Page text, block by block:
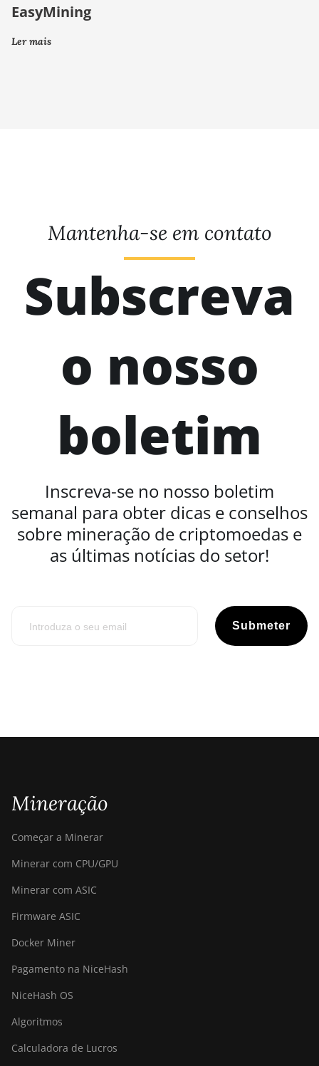
EasyMining
Ler mais
Mantenha-se em contato
Subscreva
o nosso
boletim
Inscreva-se no nosso boletim
semanal para obter dicas e conselhos
sobre mineração de criptomoedas e
as últimas notícias do setor!
Submeter
Mineração
Começar a Minerar
Minerar com CPU/GPU
Minerar com ASIC
Firmware ASIC
Docker Miner
Pagamento na NiceHash
NiceHash OS
Algoritmos
Calculadora de Lucros